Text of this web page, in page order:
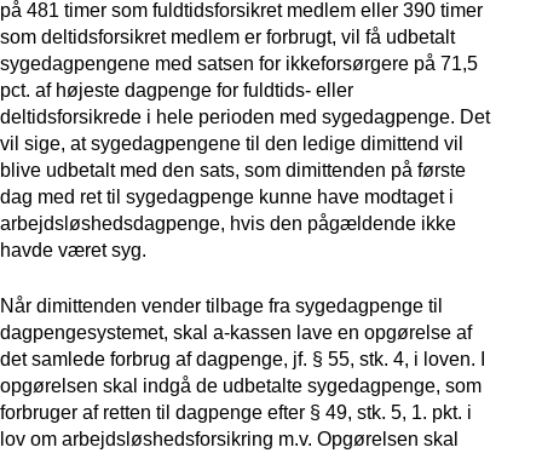
på 481 timer som fuldtidsforsikret medlem eller 390 timer
som deltidsforsikret medlem er forbrugt, vil få udbetalt
sygedagpengene med satsen for ikkeforsørgere på 71,5
pct. af højeste dagpenge for fuldtids- eller
deltidsforsikrede i hele perioden med sygedagpenge. Det
vil sige, at sygedagpengene til den ledige dimittend vil
blive udbetalt med den sats, som dimittenden på første
dag med ret til sygedagpenge kunne have modtaget i
arbejdsløshedsdagpenge, hvis den pågældende ikke
havde været syg.
Når dimittenden vender tilbage fra sygedagpenge til
dagpengesystemet, skal a-kassen lave en opgørelse af
det samlede forbrug af dagpenge, jf. § 55, stk. 4, i loven. I
opgørelsen skal indgå de udbetalte sygedagpenge, som
forbruger af retten til dagpenge efter § 49, stk. 5, 1. pkt. i
lov om arbejdsløshedsforsikring m.v. Opgørelsen skal